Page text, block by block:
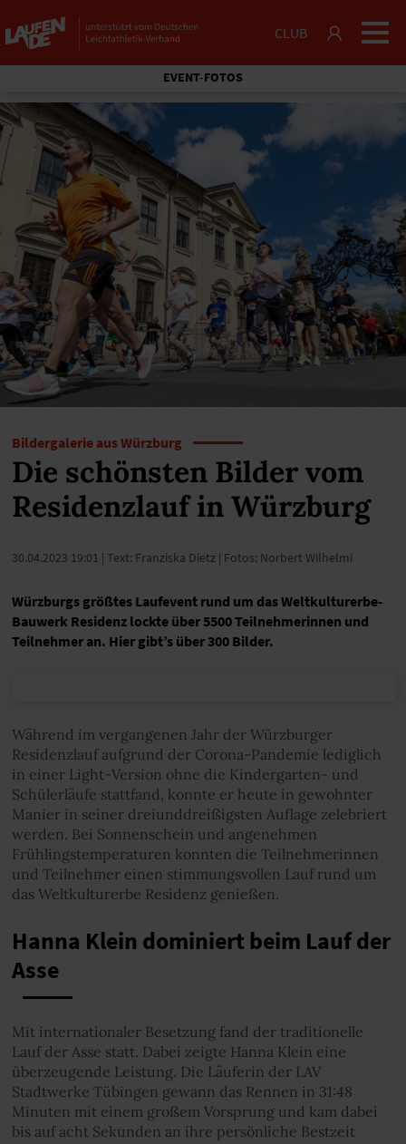
CLUB
EVENT-FOTOS
Bildergalerie aus Würzburg
Die schönsten Bilder vom
Residenzlauf in Würzburg
30.04.2023 19:01 | Text: Franziska Dietz | Fotos: Norbert Wilhelmi
Würzburgs größtes Laufevent rund um das Weltkulturerbe-
Bauwerk Residenz lockte über 5500 Teilnehmerinnen und
Teilnehmer an. Hier gibt’s über 300 Bilder.
Während im vergangenen Jahr der Würzburger
Residenzlauf aufgrund der Corona-Pandemie lediglich
in einer Light-Version ohne die Kindergarten- und
Schülerläufe stattfand, konnte er heute in gewohnter
Manier in seiner dreiunddreißigsten Auflage zelebriert
werden. Bei Sonnenschein und angenehmen
Frühlingstemperaturen konnten die Teilnehmerinnen
und Teilnehmer einen stimmungsvollen Lauf rund um
das Weltkulturerbe Residenz genießen.
Hanna Klein dominiert beim Lauf der
Asse
Mit internationaler Besetzung fand der traditionelle
Lauf der Asse statt. Dabei zeigte Hanna Klein eine
überzeugende Leistung. Die Läuferin der LAV
Stadtwerke Tübingen gewann das Rennen in 31:48
Minuten mit einem großem Vorsprung und kam dabei
bis auf acht Sekunden an ihre persönliche Bestzeit